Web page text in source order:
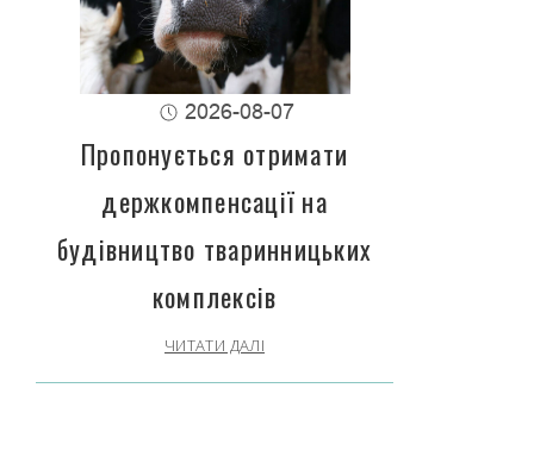
2026-08-07
Пропонується отримати
держкомпенсації на
будівництво тваринницьких
комплексів
ЧИТАТИ ДАЛІ